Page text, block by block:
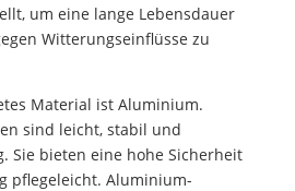
um eine lange Lebensdauer
Witterungseinflüsse zu
Material ist Aluminium.
sind leicht, stabil und
Sie bieten eine hohe Sicherheit
pflegeleicht. Aluminium-